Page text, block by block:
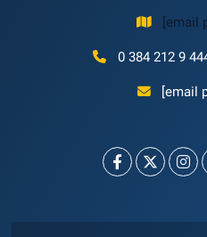
[email
0 384 212 9
[email